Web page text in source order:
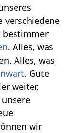
verschiedene
bestimmen
. Alles, was
Alles, was
. Gute
weiter,
wir